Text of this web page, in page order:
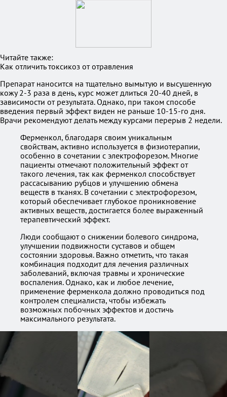
Читайте также:
Как отличить токсикоз от отравления
Препарат наносится на тщательно вымытую и высушенную
кожу 2-3 раза в день, курс может длиться 20-40 дней, в
зависимости от результата. Однако, при таком способе
введения первый эффект виден не раньше 10-15-го дня.
Врачи рекомендуют делать между курсами перерыв 2 недели.
Ферменкол, благодаря своим уникальным
свойствам, активно используется в физиотерапии,
особенно в сочетании с электрофорезом. Многие
пациенты отмечают положительный эффект от
такого лечения, так как ферменкол способствует
рассасыванию рубцов и улучшению обмена
веществ в тканях. В сочетании с электрофорезом,
который обеспечивает глубокое проникновение
активных веществ, достигается более выраженный
терапевтический эффект.
Люди сообщают о снижении болевого синдрома,
улучшении подвижности суставов и общем
состоянии здоровья. Важно отметить, что такая
комбинация подходит для лечения различных
заболеваний, включая травмы и хронические
воспаления. Однако, как и любое лечение,
применение ферменкола должно проводиться под
контролем специалиста, чтобы избежать
возможных побочных эффектов и достичь
максимального результата.